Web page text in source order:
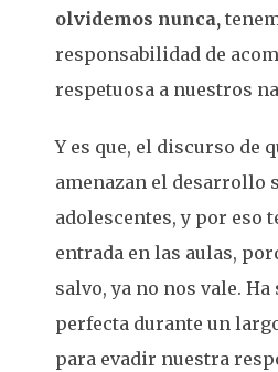
olvidemos nunca,
responsabilidad de
respetuosa a nuestros
Y es que, el discurso de
amenazan el desarrollo
adolescentes, y por eso
entrada en las aulas,
salvo, ya no nos vale.
perfecta durante un
para evadir nuestra